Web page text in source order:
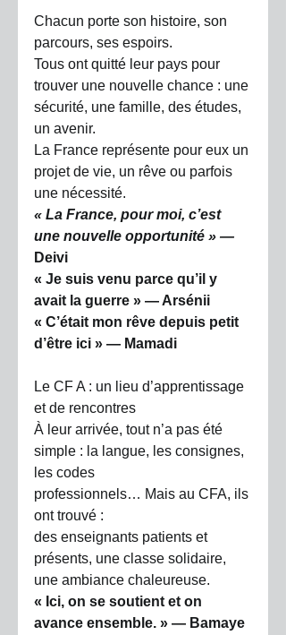
Chacun porte son histoire, son
parcours, ses espoirs.
Tous ont quitté leur pays pour
trouver une nouvelle chance : une
sécurité, une famille, des études,
un avenir.
La France représente pour eux un
projet de vie, un rêve ou parfois
une nécessité.
« La France, pour moi, c’est
une nouvelle opportunité » —
Deivi
« Je suis venu parce qu’il y
avait la guerre » — Arsénii
« C’était mon rêve depuis petit
d’être ici » — Mamadi
Le CF A : un lieu d’apprentissage
et de rencontres
À leur arrivée, tout n’a pas été
simple : la langue, les consignes,
les codes
professionnels… Mais au CFA, ils
ont trouvé :
des enseignants patients et
présents, une classe solidaire,
une ambiance chaleureuse.
« Ici, on se soutient et on
avance ensemble. » — Bamaye